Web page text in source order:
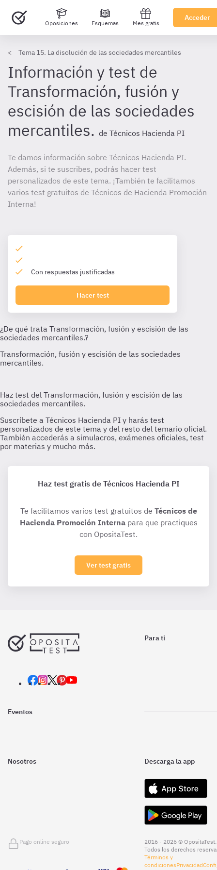
Oposiciones Esquemas Mes gratis
Acceder
Tema 15. La disolución de las sociedades mercantiles
Información y test de
Transformación, fusión y
escisión de las sociedades
mercantiles. de Técnicos Hacienda PI
Te damos información sobre Técnicos Hacienda PI.
Además, si te suscribes, podrás hacer test
personalizados de este tema. ¡También te facilitamos
varios test gratuitos de Técnicos de Hacienda Promoción
Interna!
Con respuestas justificadas
Hacer test
Haz test gratis de Técnicos Hacienda PI
Te facilitamos varios test gratuitos de Técnicos de
Hacienda Promoción Internapara que practiques
con OpositaTest.
Ver test gratis
Para ti
Eventos
Nosotros Descarga la app
Pago online seguro
2016 - 2026 © OpositaTest.
Todos los derechos
Términos y
condicionesPrivacidad